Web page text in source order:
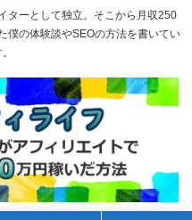
ターとして独立。そこから月収250
僕の体験談やSEOの方法を書いてい